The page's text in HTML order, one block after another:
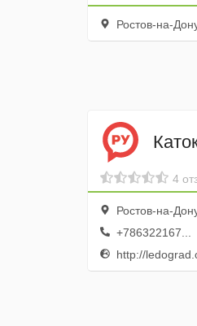
Ростов-на-Дону,
4
Ростов-на-
+786322167...
http://